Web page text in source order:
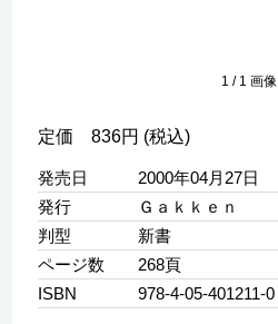
1 / 1 画像
定価 836円 (税込)
発売日
2000年04月27日
発行
Ｇａｋｋｅｎ
判型
新書
ページ数
268頁
ISBN
978-4-05-401211-0